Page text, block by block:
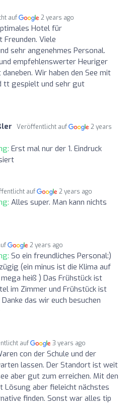
auf 2 years ago
Hotel für
Viele
sehr angenehmes Personal.
empfehlenswerter Heuriger
Wir haben den See mit
tt gespielt und sehr gut
Veröffentlicht auf
2 years
Erst mal nur der 1. Eindruck
auf 2 years ago
Alles super. Man kann nichts
2 years ago
So ein freundliches Personal:)
(ein minus ist die Klima auf
heiß ) Das Frühstück ist
im Zimmer und Frühstück ist
das wir euch besuchen
auf 3 years ago
con der Schule und der
lassen. Der Standort ist weit
aber gut zum erreichen. Mit den
Lösung aber fieleicht nächstes
finden. Sonst war alles tip